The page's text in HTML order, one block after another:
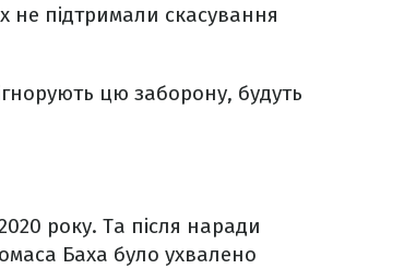
не підтримали скасування
цю заборону, будуть
року. Та після наради
Баха було ухвалено